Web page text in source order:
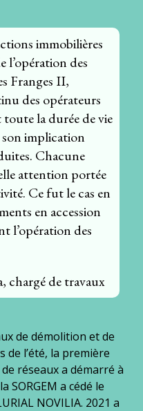
immobilières
l’opération des
Franges II,
des opérateurs
la durée de vie
implication
Chacune
attention portée
Ce fut le cas en
en accession
l’opération des
chargé de travaux
de démolition et de
de l’été, la première
réseaux a démarré à
SORGEM a cédé le
NOVILIA. 2021 a